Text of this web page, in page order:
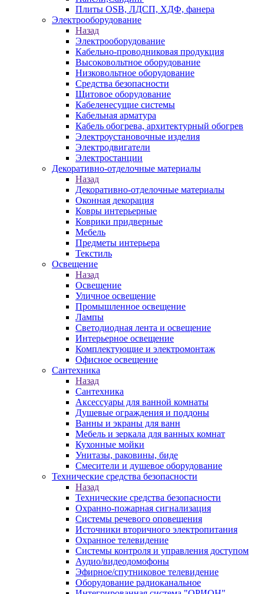
Плиты OSB, ЛДСП, ХДФ, фанера
Электрооборудование
Назад
Электрооборудование
Кабельно-проводниковая продукция
Высоковольтное оборудование
Низковольтное оборудование
Средства безопасности
Щитовое оборудование
Кабеленесущие системы
Кабельная арматура
Кабель обогрева, архитектурный обогрев
Электроустановочные изделия
Электродвигатели
Электростанции
Декоративно-отделочные материалы
Назад
Декоративно-отделочные материалы
Оконная декорация
Ковры интерьерные
Коврики придверные
Мебель
Предметы интерьера
Текстиль
Освещение
Назад
Освещение
Уличное освещение
Промышленное освещение
Лампы
Светодиодная лента и освещение
Интерьерное освещение
Комплектующие и электромонтаж
Офисное освещение
Сантехника
Назад
Сантехника
Аксессуары для ванной комнаты
Душевые ограждения и поддоны
Ванны и экраны для ванн
Мебель и зеркала для ванных комнат
Кухонные мойки
Унитазы, раковины, биде
Смесители и душевое оборудование
Технические средства безопасности
Назад
Технические средства безопасности
Охранно-пожарная сигнализация
Системы речевого оповещения
Источники вторичного электропитания
Охранное телевидение
Системы контроля и управления доступом
Аудио/видеодомофоны
Эфирное/спутниковое телевидение
Оборудование радиоканальное